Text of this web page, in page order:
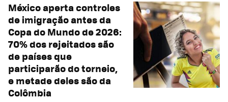
México aperta controles
de imigração antes da
Copa do Mundo de 2026:
70% dos rejeitados são
de países que
participarão do torneio,
e metade deles são da
Colômbia